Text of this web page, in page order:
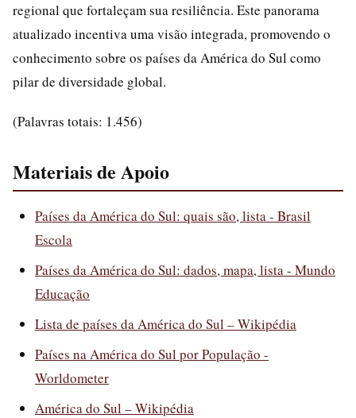
regional que fortaleçam sua resiliência. Este panorama
atualizado incentiva uma visão integrada, promovendo o
conhecimento sobre os países da América do Sul como
pilar de diversidade global.
(Palavras totais: 1.456)
Materiais de Apoio
Países da América do Sul: quais são, lista - Brasil
Escola
Países da América do Sul: dados, mapa, lista - Mundo
Educação
Lista de países da América do Sul – Wikipédia
Países na América do Sul por População -
Worldometer
América do Sul – Wikipédia